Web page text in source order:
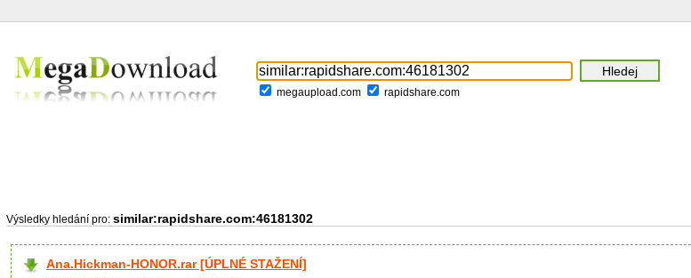
megaupload.com rapidshare.com
Výsledky hledání pro: similar:rapidshare.com:46181302
Ana.Hickman-HONOR.rar [ÚPLNÉ STAŽENÍ]